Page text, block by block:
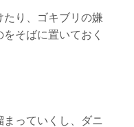
たり、ゴキブリの嫌
そばに置いておく
っていくし、ダニ